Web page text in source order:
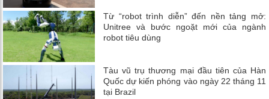
Từ “robot trình diễn” đến nền tảng mở:
Unitree và bước ngoặt mới của ngành
robot tiêu dùng
Tàu vũ trụ thương mại đầu tiên của Hàn
Quốc dự kiến ​​phóng vào ngày 22 tháng 11
tại Brazil